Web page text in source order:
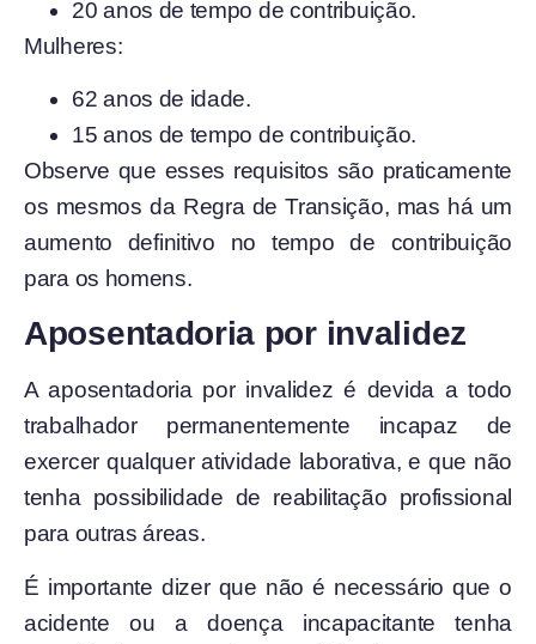
20 anos de tempo de contribuição.
Mulheres:
62 anos de idade.
15 anos de tempo de contribuição.
Observe que esses requisitos são praticamente
os mesmos da Regra de Transição, mas há um
aumento definitivo no tempo de contribuição
para os homens.
Aposentadoria por invalidez
A aposentadoria por invalidez é devida a todo
trabalhador permanentemente incapaz de
exercer qualquer atividade laborativa, e que não
tenha possibilidade de reabilitação profissional
para outras áreas.
É importante dizer que não é necessário que o
acidente ou a doença incapacitante tenha